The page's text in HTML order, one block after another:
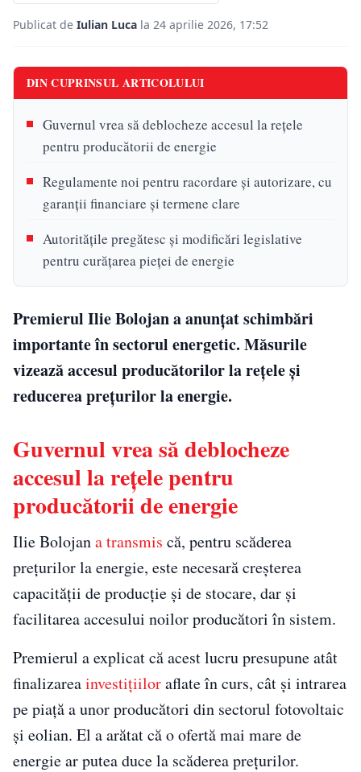
Publicat de Iulian Luca la 24 aprilie 2026, 17:52
DIN CUPRINSUL ARTICOLULUI
Guvernul vrea să deblocheze accesul la rețele
pentru producătorii de energie
Regulamente noi pentru racordare și autorizare, cu
garanții financiare și termene clare
Autoritățile pregătesc și modificări legislative
pentru curățarea pieței de energie
Premierul Ilie Bolojan a anunțat schimbări
importante în sectorul energetic. Măsurile
vizează accesul producătorilor la rețele și
reducerea prețurilor la energie.
Guvernul vrea să deblocheze
accesul la rețele pentru
producătorii de energie
Ilie Bolojana transmis că, pentru scăderea
prețurilor la energie, este necesară creșterea
capacității de producție și de stocare, dar și
facilitarea accesului noilor producători în sistem.
Premierul a explicat că acest lucru presupune atât
finalizareainvestițiiloraflate în curs, cât și intrarea
pe piață a unor producători din sectorul fotovoltaic
și eolian. El a arătat că o ofertă mai mare de
energie ar putea duce la scăderea prețurilor.